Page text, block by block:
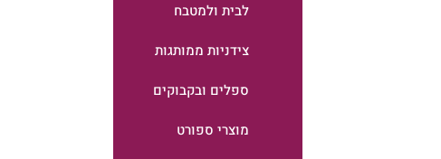
לבית ולמטבח
צידניות ממותגות
ספלים ובקבוקים
מוצרי ספורט